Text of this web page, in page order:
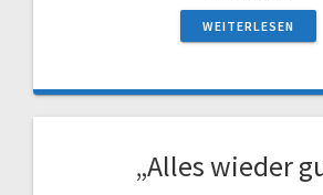
WEITERLESEN
„Alles wieder